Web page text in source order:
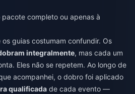
completo ou apenas à
guias costumam confundir. Os
integralmente, mas cada um
Eles não se repetem. Ao longo de
acompanhei, o dobro foi aplicado
qualificada de cada evento —